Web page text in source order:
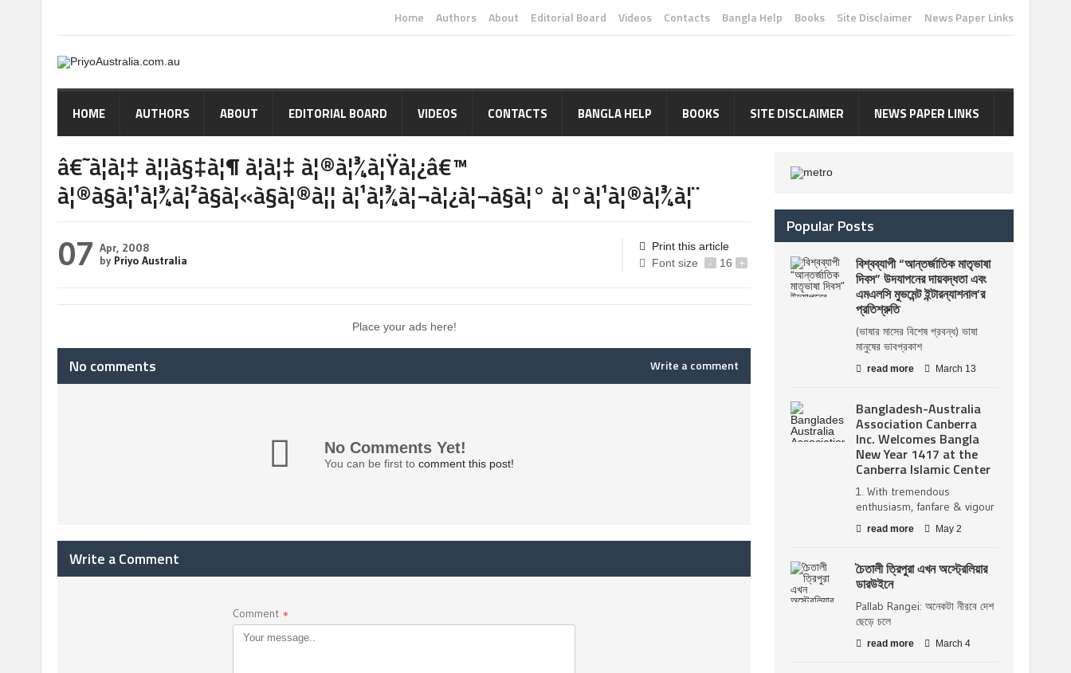
Home Authors About Editorial Board Videos Contacts Bangla Help Books Site Disclaimer News Paper Links
HOME AUTHORS ABOUT EDITORIAL BOARD VIDEOS CONTACTS BANGLA HELP BOOKS SITE DISCLAIMER NEWS PAPER LINKS
â€˜à¦à¦‡ à¦¦à§‡à¦¶ à¦à¦‡ à¦®à¦¾à¦Ÿà¦¿â€™
à¦®à§à¦¹à¦¾à¦²à§à¦«à§à¦®à¦¦ à¦¹à¦¾à¦¬à¦¿à¦¬à§à¦° à¦°à¦¹à¦®à¦¾à¦¨
07 Apr, 2008
by Priyo Australia
Print this article
Font size
- 16 +
Place your ads here!
No comments Write a comment
No Comments Yet!
You can be first to comment this post!
Write a Comment
Comment *
Popular Posts
বিশ্বব্যাপী “আন্তর্জাতিক মাতৃভাষা
দিবস” উদযাপনের দায়বদ্ধতা এবং
এমএলসি মুভমেন্ট ইন্টারন্যাশনাল’র
প্রতিশ্রুতি
(ভাষার মাসের বিশেষ প্রবন্ধ) ভাষা
মানুষের ভাবপ্রকাশ
read more March 13
Bangladesh-Australia
Association Canberra
Inc. Welcomes Bangla
New Year 1417 at the
Canberra Islamic Center
1. With tremendous
enthusiasm, fanfare & vigour
read more May 2
চৈতালী ত্রিপুরা এখন অস্ট্রেলিয়ার
ডারউইনে
Pallab Rangei: অনেকটা নীরবে দেশ
ছেড়ে চলে
read more March 4